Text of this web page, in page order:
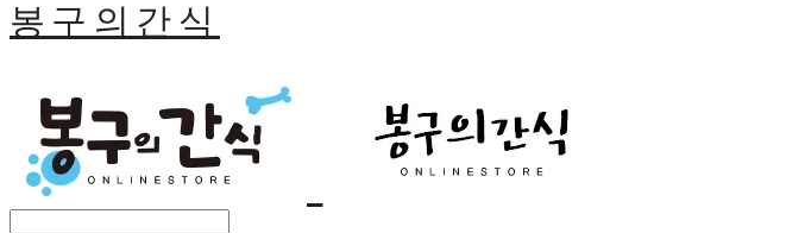
봉구의간식